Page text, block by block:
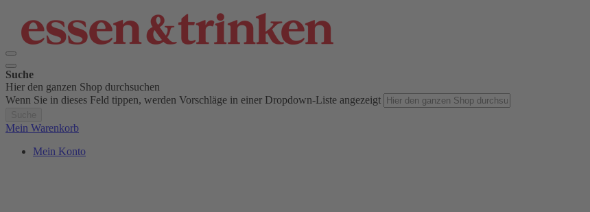
Suche
Hier den ganzen Shop durchsuchen
Wenn Sie in dieses Feld tippen, werden Vorschläge in einer Dropdown-Liste angezeigt
Mein Warenkorb
Mein Konto